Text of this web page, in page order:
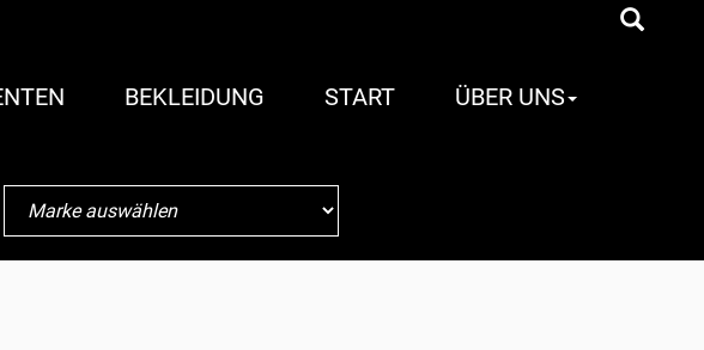
BEKLEIDUNG START ÜBER UNS